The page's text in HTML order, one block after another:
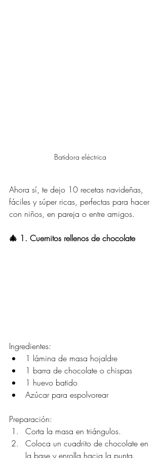
Batidora eléctrica
Ahora sí, te dejo 10 recetas navideñas,
fáciles y súper ricas, perfectas para hacer
con niños, en pareja o entre amigos.
🎄 1. Cuernitos rellenos de chocolate
Ingredientes:
1 lámina de masa hojaldre
1 barra de chocolate o chispas
1 huevo batido
Azúcar para espolvorear
Preparación:
Corta la masa en triángulos.
Coloca un cuadrito de chocolate en
la base y enrolla hacia la punta.